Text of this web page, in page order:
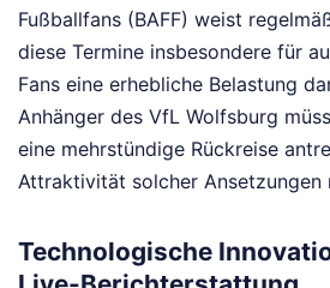
Fußballfans (BAFF) weist
diese Termine insbesondere für
Fans eine erhebliche Belastung
Anhänger des VfL Wolfsburg
eine mehrstündige Rückreise
Attraktivität solcher Ansetzungen
Technologische